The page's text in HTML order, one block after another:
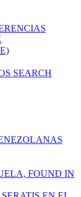
SEARCH
FOUND IN